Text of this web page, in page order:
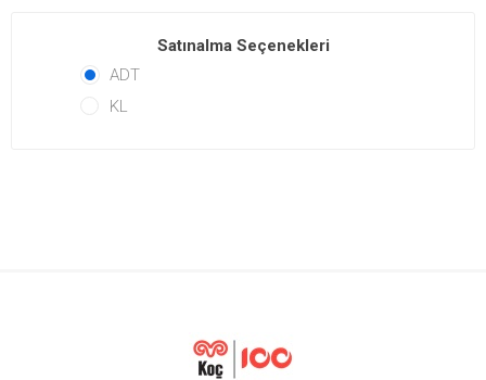
Satınalma Seçenekleri
ADT
KL